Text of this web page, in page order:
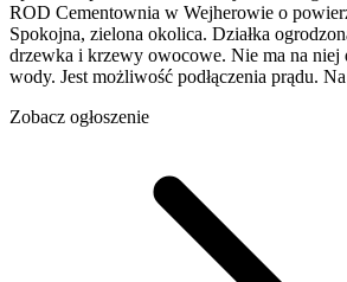
ROD Cementownia w Wejherowie o
Spokojna, zielona okolica. Działka
drzewka i krzewy owocowe. Nie ma na niej
wody. Jest możliwość podłączenia prądu.
Zobacz ogłoszenie